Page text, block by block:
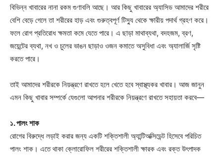
বিভিন্ন খাবারের নানা রকম গুণাবলি আছে। আর কিছু খাবারের অ্যাসিড আমাদের শরীরে
বেশি বেড়ে গেলে তা শরীরের হাড় এবং গুরুত্বপূর্ণ টিস্যু থেকে ক্ষারীয় পদার্থ গ্রহণ করে।
ফলে রোগ প্রতিরোধ ক্ষমতা কমে যেতে পারে। এ ছাড়া মাথাব্যথা, বদহজম, ব্রণ,
জয়েন্টের ব্যথা, নখ ও চুলের ভাঙন ছাড়াও ওজন কমাতে অসুবিধা এবং অ্যালার্জি সৃষ্টি
করতে পারে।
তাই আমাদের শরীরকে নিয়ন্ত্রণে রাখতে হলে খেতে হবে স্বাস্থ্যকর খাবার। আজ জানুন
এমন কিছু খাবার সম্পর্কে যেগুলো আপনার শরীরকে নিয়ন্ত্রণে রাখতে সহায়তা করবে—
১. পালং শাক
রোগের বিরুদ্ধে লড়াই করার জন্য একটি শক্তিশালী অ্যান্টিঅক্সিডেন্ট হিসেবে পরিচিত
পালং শাক। এতে থাকা ক্লোরোফিল শরীরের শক্তিশালী ক্ষারক এবং রক্ত উৎপাদক